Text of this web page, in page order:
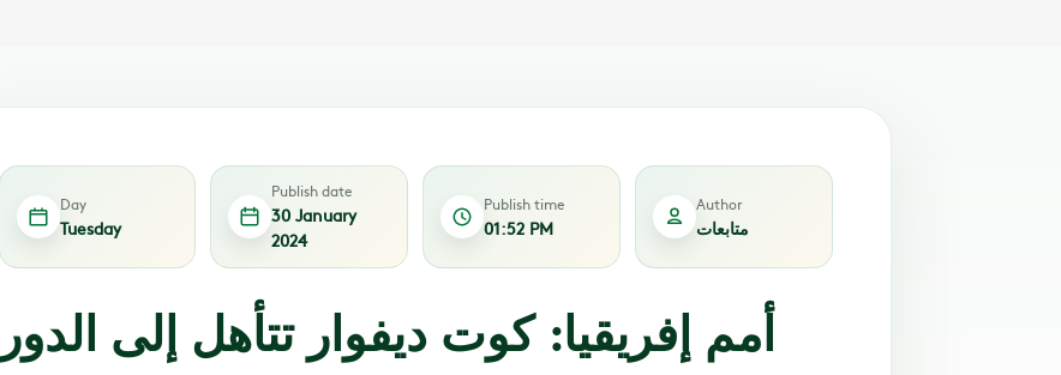
Day
Tuesday
Publish date
30 January
2024
Publish time
01:52 PM
Author
متابعات
أمم إفريقيا: كوت ديفوار تتأهل إلى الدور